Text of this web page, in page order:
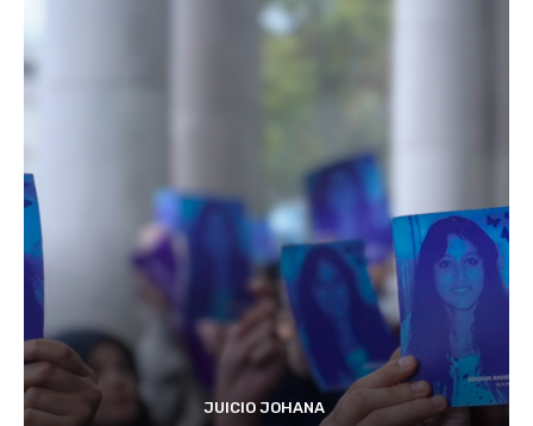
JUICIO JOHANA